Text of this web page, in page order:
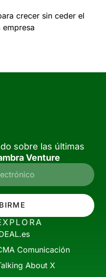
crecer sin ceder el
sobre las últimas
Venture
Comunicación
About X